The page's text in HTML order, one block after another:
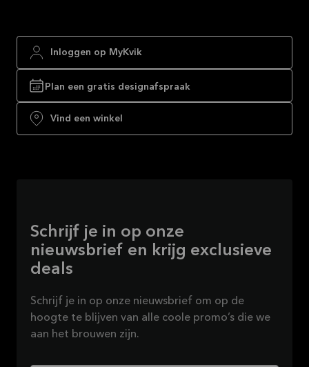
Inloggen op MyKvik
Plan een gratis designafspraak
Vind een winkel
Schrijf je in op onze
nieuwsbrief en krijg exclusieve
deals
Schrijf je in op onze nieuwsbrief om op de
hoogte te blijven van alle coole promo’s die we
aan het brouwen zijn.